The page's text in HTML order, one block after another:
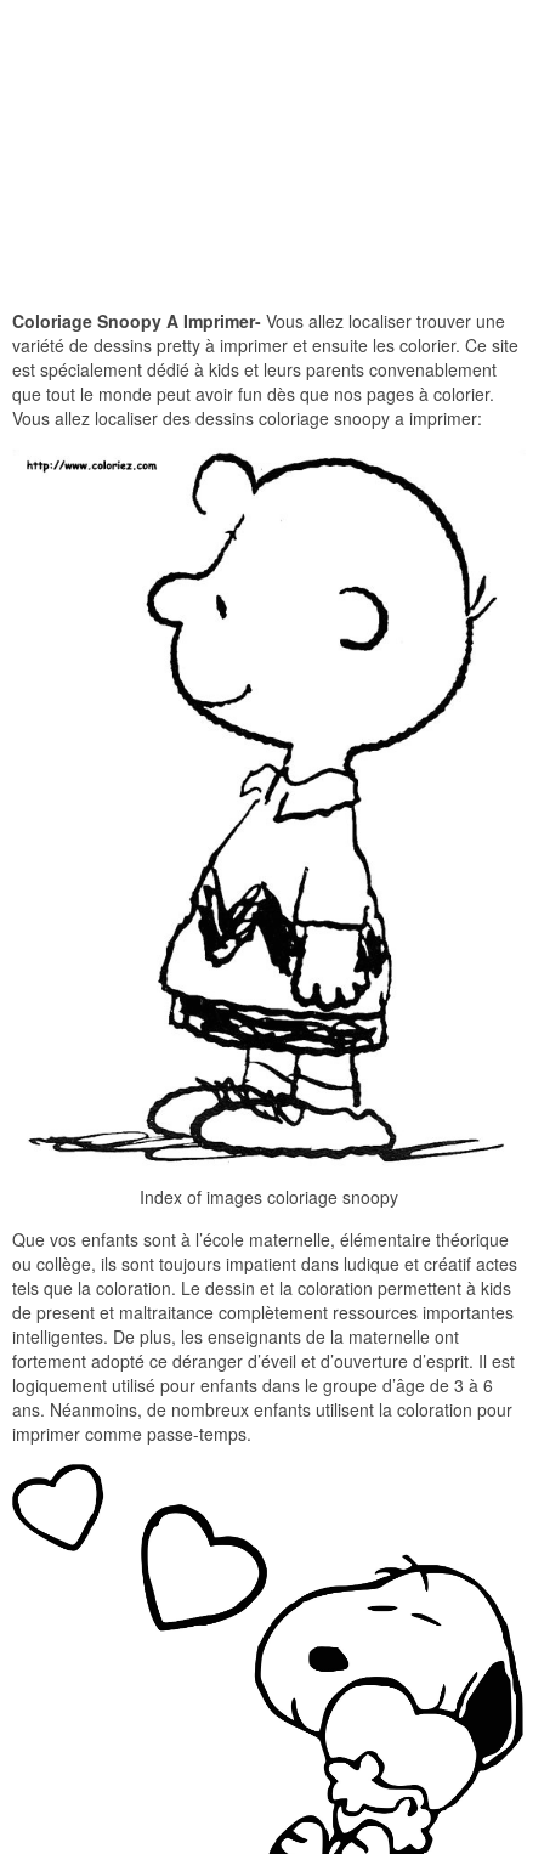
Coloriage Snoopy A Imprimer- Vous allez localiser trouver une
variété de dessins pretty à imprimer et ensuite les colorier. Ce site
est spécialement dédié à kids et leurs parents convenablement
que tout le monde peut avoir fun dès que nos pages à colorier.
Vous allez localiser des dessins coloriage snoopy a imprimer:
Index of images coloriage snoopy
Que vos enfants sont à l’école maternelle, élémentaire théorique
ou collège, ils sont toujours impatient dans ludique et créatif actes
tels que la coloration. Le dessin et la coloration permettent à kids
de present et maltraitance complètement ressources importantes
intelligentes. De plus, les enseignants de la maternelle ont
fortement adopté ce déranger d’éveil et d’ouverture d’esprit. Il est
logiquement utilisé pour enfants dans le groupe d’âge de 3 à 6
ans. Néanmoins, de nombreux enfants utilisent la coloration pour
imprimer comme passe-temps.